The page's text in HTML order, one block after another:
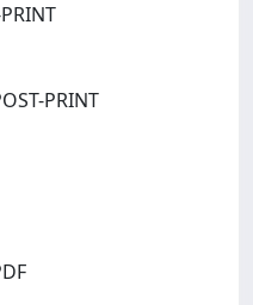
PRINT